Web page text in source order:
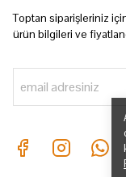
Toptan siparişleriniz
ürün bilgileri ve